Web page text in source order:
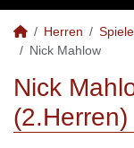
Herren
Nick Mahlow
Nick
(2.Herren)